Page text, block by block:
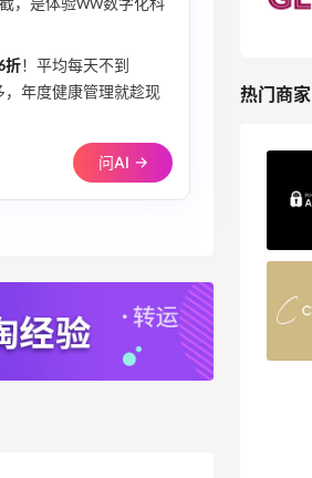
，是体验WW数字化科
折！平均每天不到
，年度健康管理就趁现
问AI →
热门商家